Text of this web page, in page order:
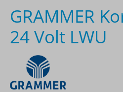
GRAMMER
24 Volt LWU